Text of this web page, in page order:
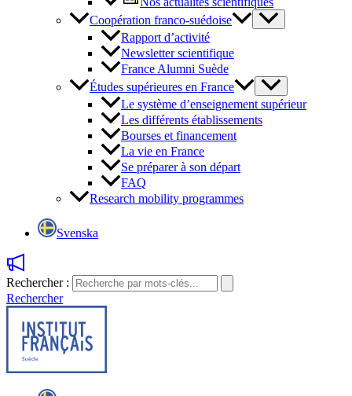
Coopération franco-suédoise
Rapport d’activité
Newsletter scientifique
France Alumni Suède
Études supérieures en France
Le système d’enseignement supérieur
Les différents établissements
Bourses et financement
La vie en France
Se préparer à son départ
FAQ
Research mobility programmes
Svenska
Rechercher :
Rechercher